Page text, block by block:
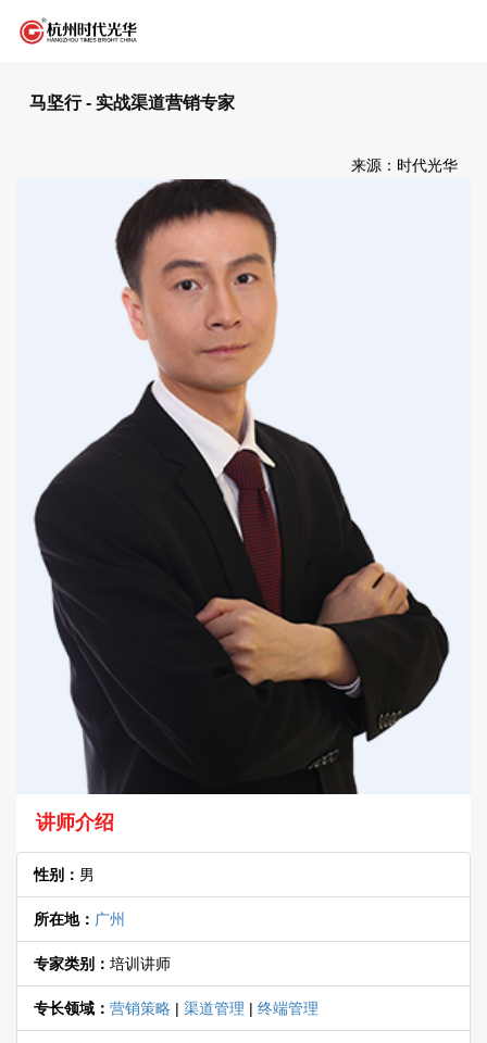
马坚行 - 实战渠道营销专家
来源：时代光华
讲师介绍
性别： 男
所在地： 广州
专家类别： 培训讲师
专长领域： 营销策略 | 渠道管理 | 终端管理